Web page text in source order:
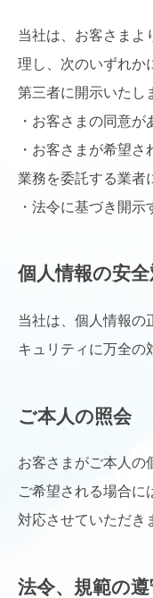
当社は、お客さまよ
理し、次のいずれか
第三者に開示いたし
・お客さまの同意が
・お客さまが希望
業務を委託する業者
・法令に基づき開
個人情報の安
当社は、個人情報の
キュリティに万全の
ご本人の照会
お客さまがご本人の
ご希望される場合に
対応させていただき
法令、規範の